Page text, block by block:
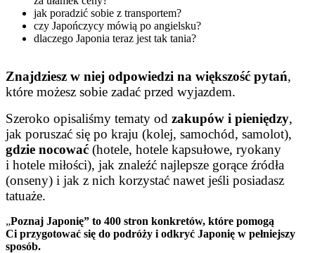
jak poradzić sobie z transportem?
czy Japończycy mówią po angielsku?
dlaczego Japonia teraz jest tak tania?
Znajdziesz w niej odpowiedzi na większość pytań,
które możesz sobie zadać przed wyjazdem.
Szeroko opisaliśmy tematy od zakupów i pieniędzy,
jak poruszać się po kraju (kolej, samochód, samolot),
gdzie nocować (hotele, hotele kapsułowe, ryokany
i hotele miłości), jak znaleźć najlepsze gorące źródła
(onseny) i jak z nich korzystać nawet jeśli posiadasz
tatuaże.
„Poznaj Japonię” to 400 stron konkretów, które pomogą
Ci przygotować się do podróży i odkryć Japonię w pełniejszy
sposób.